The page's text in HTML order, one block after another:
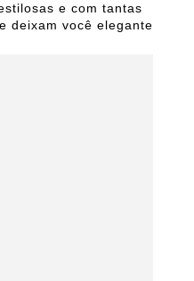
e com tantas
deixam você elegante